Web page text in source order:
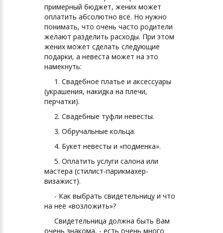
примерный бюджет, жених может
оплатить абсолютно всё. Но нужно
понимать, что очень часто родители
желают разделить расходы. При этом
жених может сделать следующие
подарки, а невеста может на это
намекнуть:
1. Свадебное платье и аксессуары
(украшения, накидка на плечи,
перчатки).
2. Свадебные туфли невесты.
3. Обручальные кольца.
4. Букет невесты и «подменка».
5. Оплатить услуги салона или
мастера (стилист-парикмахер-
визажист).
- Как выбрать свидетельницу и что
на неё «возложить»?
Свидетельница должна быть Вам
очень знакома, - есть очень много